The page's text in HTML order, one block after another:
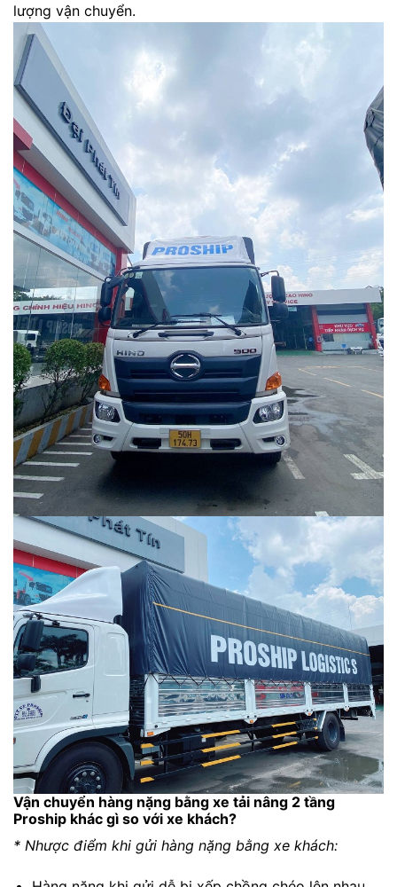
lượng vận chuyển.
Vận chuyển hàng nặng bằng xe tải nâng 2 tầng
Proship khác gì so với xe khách?
* Nhược điểm khi gửi hàng nặng bằng xe khách: